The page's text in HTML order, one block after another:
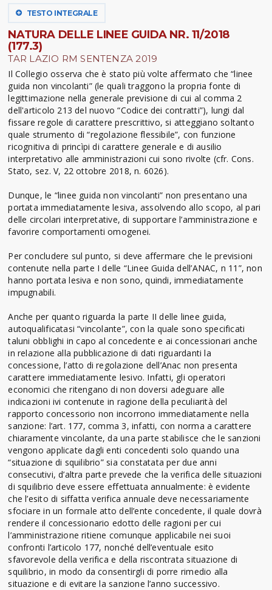
TESTO INTEGRALE
NATURA DELLE LINEE GUIDA NR. 11/2018
(177.3)
TAR LAZIO RM SENTENZA 2019
Il Collegio osserva che è stato più volte affermato che “linee
guida non vincolanti” (le quali traggono la propria fonte di
legittimazione nella generale previsione di cui al comma 2
dell'articolo 213 del nuovo “Codice dei contratti”), lungi dal
fissare regole di carattere prescrittivo, si atteggiano soltanto
quale strumento di “regolazione flessibile”, con funzione
ricognitiva di princìpi di carattere generale e di ausilio
interpretativo alle amministrazioni cui sono rivolte (cfr. Cons.
Stato, sez. V, 22 ottobre 2018, n. 6026).
Dunque, le “linee guida non vincolanti” non presentano una
portata immediatamente lesiva, assolvendo allo scopo, al pari
delle circolari interpretative, di supportare l’amministrazione e
favorire comportamenti omogenei.
Per concludere sul punto, si deve affermare che le previsioni
contenute nella parte I delle “Linee Guida dell’ANAC, n 11”, non
hanno portata lesiva e non sono, quindi, immediatamente
impugnabili.
Anche per quanto riguarda la parte II delle linee guida,
autoqualificatasi “vincolante”, con la quale sono specificati
taluni obblighi in capo al concedente e ai concessionari anche
in relazione alla pubblicazione di dati riguardanti la
concessione, l’atto di regolazione dell’Anac non presenta
carattere immediatamente lesivo. Infatti, gli operatori
economici che ritengano di non doversi adeguare alle
indicazioni ivi contenute in ragione della peculiarità del
rapporto concessorio non incorrono immediatamente nella
sanzione: l’art. 177, comma 3, infatti, con norma a carattere
chiaramente vincolante, da una parte stabilisce che le sanzioni
vengono applicate dagli enti concedenti solo quando una
“situazione di squilibrio” sia constatata per due anni
consecutivi, d’altra parte prevede che la verifica delle situazioni
di squilibrio deve essere effettuata annualmente: è evidente
che l’esito di siffatta verifica annuale deve necessariamente
sfociare in un formale atto dell’ente concedente, il quale dovrà
rendere il concessionario edotto delle ragioni per cui
l’amministrazione ritiene comunque applicabile nei suoi
confronti l’articolo 177, nonché dell’eventuale esito
sfavorevole della verifica e della riscontrata situazione di
squilibrio, in modo da consentirgli di porre rimedio alla
situazione e di evitare la sanzione l’anno successivo.